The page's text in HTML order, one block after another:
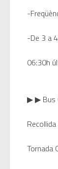
-
-De 3 a
06:30h
▶ ▶ Bus
Tornada